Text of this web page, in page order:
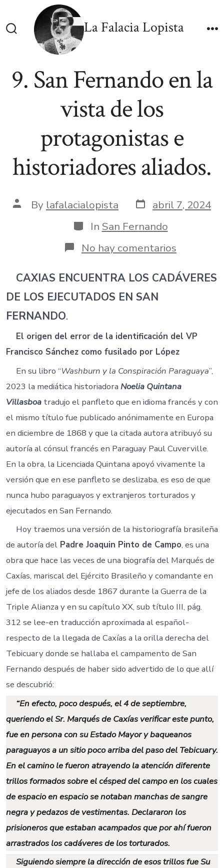
to
Search
La Falacia Lopista
9. San Fernando en la
vista de los
protagonistas e
historiadores aliados.
Post
author
By lafalacialopista Post
date
abril 7, 2024
Categories
In San Fernando
No hay comentarios
9.
Fernando
e
aliados.
CAXIAS ENCUENTRA LOS CADÁVERES
DE LOS EJECUTADOS EN SAN
FERNANDO.
El origen del error de la identificación del VP
Francisco Sánchez como fusilado por López
En su libro “Washburn y la Conspiración Paraguaya”,
2023 la mediática historiadora Noelia Quintana
Villasboatradujo el panfleto que en idioma francés y con
el mismo título fue publicado anónimamente en Europa
en diciembre de 1868 y que la citada autora atribuyó su
autoría al cónsul francés en Paraguay Paul Cuverville.
En la obra, la Licenciada Quintana apoyó vivamente la
versión que en ese panfleto se deslizaba, es eso de que
nunca hubo paraguayos y extranjeros torturados y
ejecutados en San Fernando.
Hoy traemos una versión de la historiografía brasileña
de autoría delPadre Joaquin Pinto de Campo, es una
obra que hace las veces de una biografía del Marqués de
Caxías, mariscal del Ejército Brasileño y comandante en
jefe de los aliados desde 1867 durante la Guerra de la
Triple Alianza y en su capítulo XX, sub título III, pág.
312 se lee-en traducción aproximada al español-
respecto de la llegada de Caxías a la orilla derecha del
Tebicuary donde se hallaba el campamento de San
Fernando después de haber sido advertido de lo que allí
se descubrió:
“En efecto, poco después, el 4 de septiembre,
queriendo el Sr. Marqués de Caxías verificar este punto,
fue en persona con su Estado Mayor y baqueanos
paraguayos a un sitio poco arriba del paso del Tebicuary.
En el camino le fueron atrayendo la atención diferente
trillos formados sobre el césped del campo en los cuales
de espacio en espacio se notaban manchas de sangre
negra y pedazos de vestimentas. Declararon los
prisioneros que estaban acampados que por ahí fueron
arrastrados los cadáveres de los torturados.
Siguiendo siempre la dirección de esos trillos fue Su